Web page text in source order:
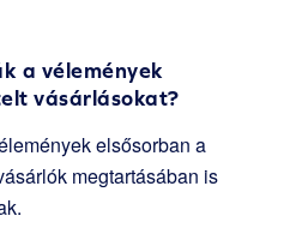
a vélemények
vásárlásokat?
elsősorban a
megtartásában is